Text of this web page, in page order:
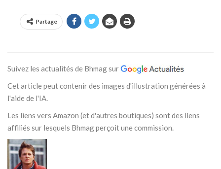
Partage
Suivez les actualités de Bhmag sur
Cet article peut contenir des images d'illustration générées à
l'aide de l'IA.
Les liens vers Amazon (et d'autres boutiques) sont des liens
affiliés sur lesquels Bhmag perçoit une commission.